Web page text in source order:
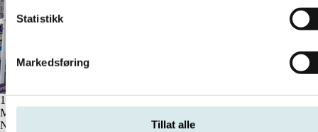
Statistikk
Markedsføring
Tillat alle
16 juli, 2026
Møt oss på Arendalsuka
Nyheter